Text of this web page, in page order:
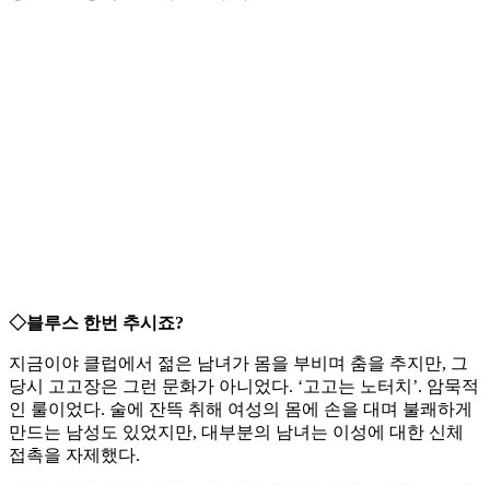
◇블루스 한번 추시죠?
지금이야 클럽에서 젊은 남녀가 몸을 부비며 춤을 추지만, 그
당시 고고장은 그런 문화가 아니었다. ‘고고는 노터치’. 암묵적
인 룰이었다. 술에 잔뜩 취해 여성의 몸에 손을 대며 불쾌하게
만드는 남성도 있었지만, 대부분의 남녀는 이성에 대한 신체
접촉을 자제했다.